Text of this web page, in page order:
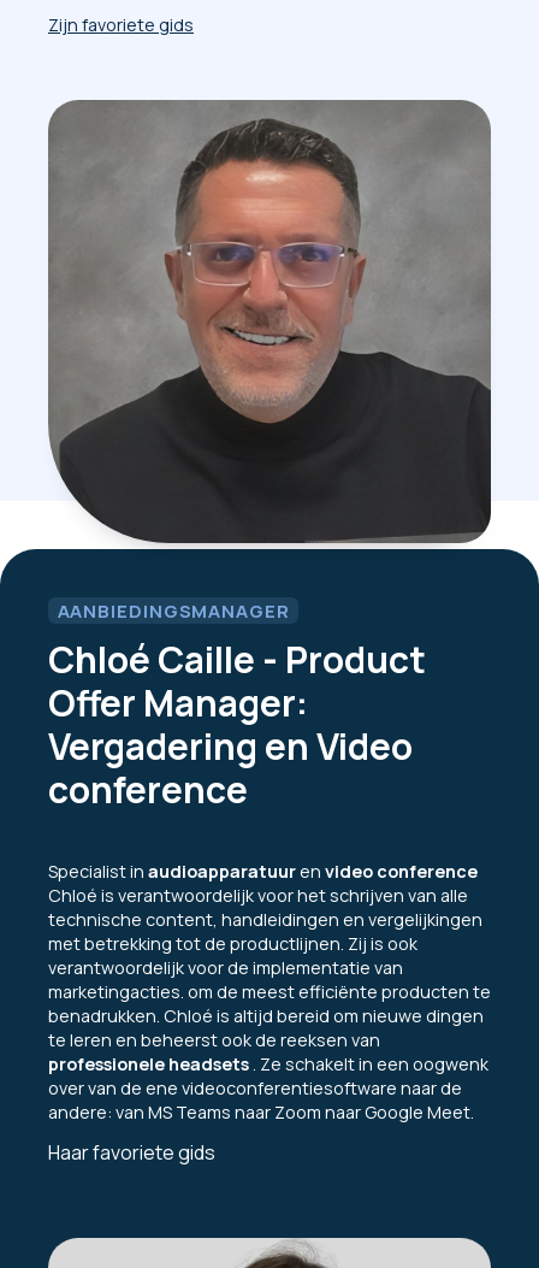
Zijn favoriete gids
AANBIEDINGSMANAGER
Chloé Caille - Product
Offer Manager:
Vergadering en Video
conference
Specialist in audioapparatuuren video conference
Chloé is verantwoordelijk voor het schrijven van alle
technische content, handleidingen en vergelijkingen
met betrekking tot de productlijnen. Zij is ook
verantwoordelijk voor de implementatie van
marketingacties. om de meest efficiënte producten te
benadrukken. Chloé is altijd bereid om nieuwe dingen
te leren en beheerst ook de reeksen van
professionele headsets. Ze schakelt in een oogwenk
over van de ene videoconferentiesoftware naar de
andere: van MS Teams naar Zoom naar Google Meet.
Haar favoriete gids